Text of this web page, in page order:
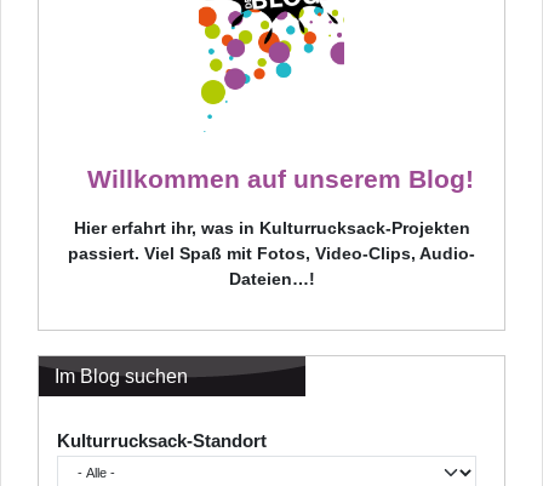
Willkommen auf unserem Blog!
Hier erfahrt ihr, was in Kulturrucksack-Projekten
passiert. Viel Spaß mit Fotos, Video-Clips, Audio-
Dateien…!
Im Blog suchen
Kulturrucksack-Standort